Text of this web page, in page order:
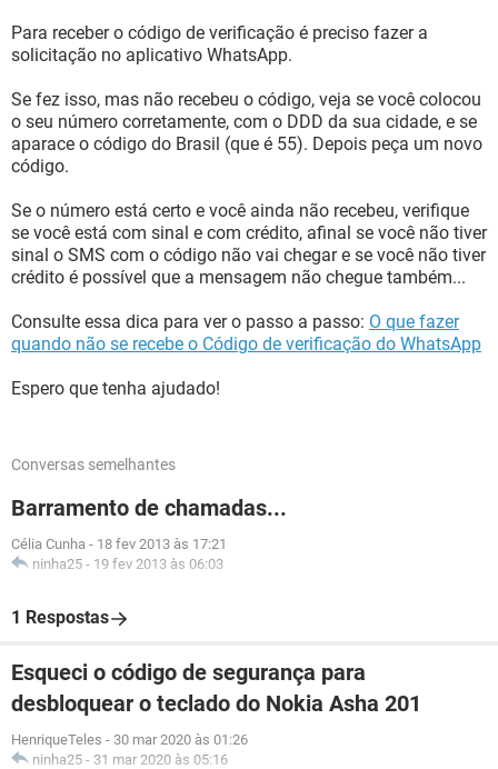
Para receber o código de verificação é preciso fazer a
solicitação no aplicativo WhatsApp.
Se fez isso, mas não recebeu o código, veja se você colocou
o seu número corretamente, com o DDD da sua cidade, e se
aparace o código do Brasil (que é 55). Depois peça um novo
código.
Se o número está certo e você ainda não recebeu, verifique
se você está com sinal e com crédito, afinal se você não tiver
sinal o SMS com o código não vai chegar e se você não tiver
crédito é possível que a mensagem não chegue também...
Consulte essa dica para ver o passo a passo: O que fazer
quando não se recebe o Código de verificação do WhatsApp
Espero que tenha ajudado!
Conversas semelhantes
Barramento de chamadas...
Célia Cunha - 18 fev 2013 às 17:21
ninha25 - 19 fev 2013 às 06:03
1 Respostas
Esqueci o código de segurança para
desbloquear o teclado do Nokia Asha 201
HenriqueTeles - 30 mar 2020 às 01:26
ninha25 - 31 mar 2020 às 05:16